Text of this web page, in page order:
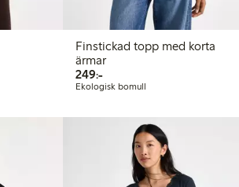
Finstickad topp med korta
ärmar
249:-249,00 kr
Ekologisk bomull